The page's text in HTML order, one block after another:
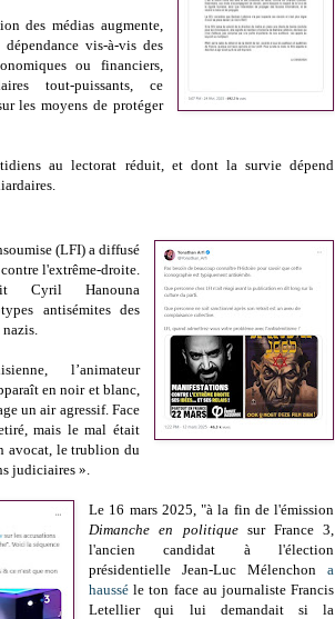
des médias augmente,
vis-à-vis des
ou financiers,
tout-puissants, ce
les moyens de protéger
au lectorat réduit, et dont la survie dépend
(LFI) a diffusé
l'extrême-droite.
Cyril Hanouna
antisémites des
nazis.
l’animateur
en noir et blanc,
un air agressif. Face
mais le mal était
avocat, le trublion du
judiciaires ».
Le 16 mars 2025, "à la fin de l'émission
Dimanche en politiquesur France 3,
l'ancien candidat à l'élection
présidentielle Jean-Luc Mélenchon a
haussé le ton face au journaliste Francis
Letellier qui lui demandait si la